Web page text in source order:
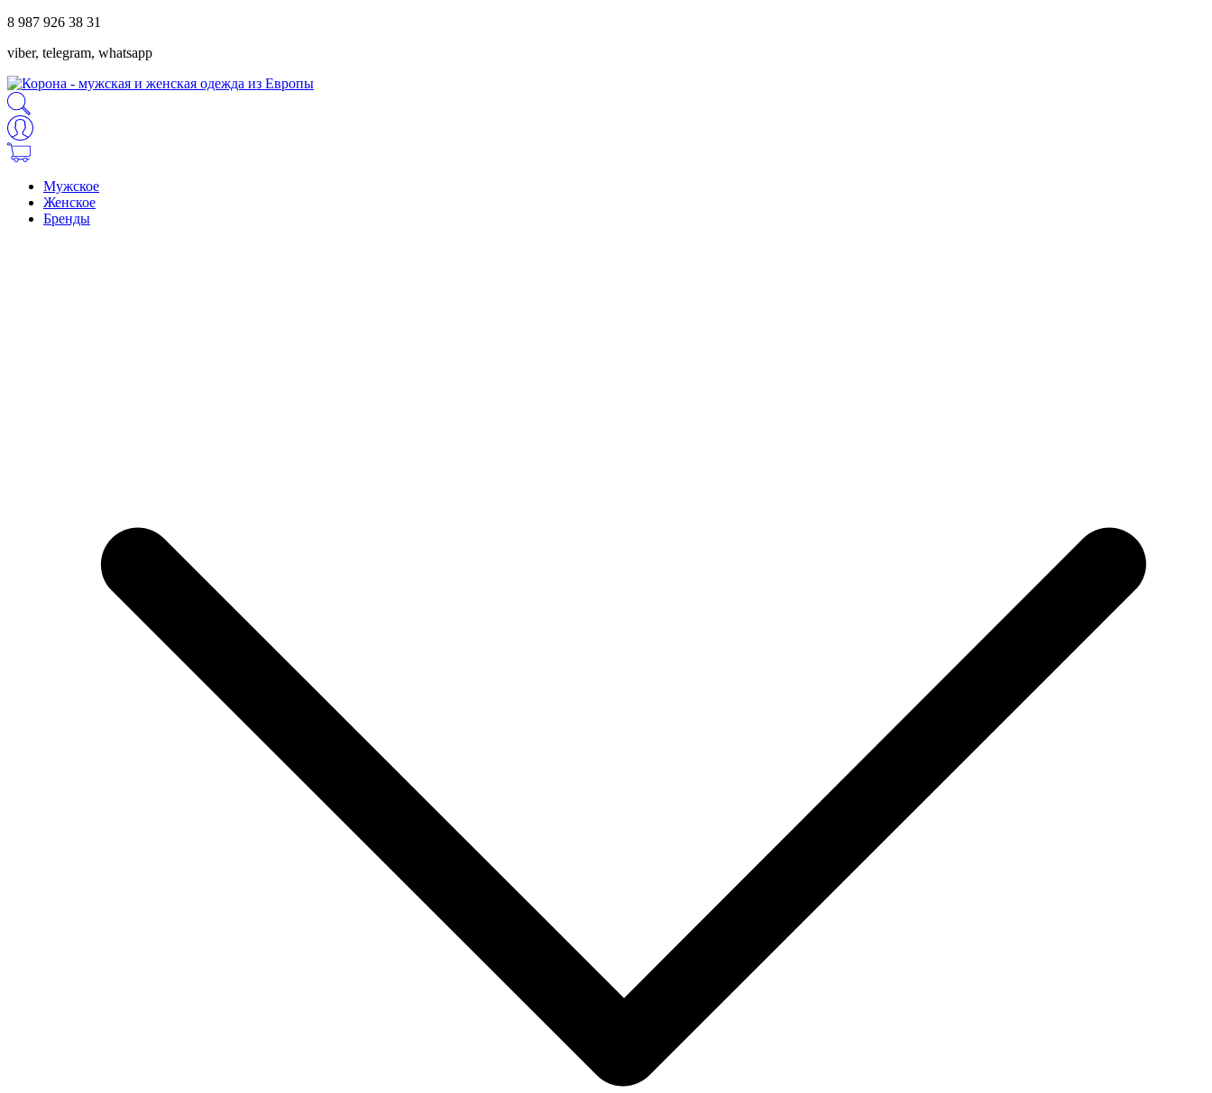
8 987 926 38 31
viber, telegram, whatsapp
Мужское
Женское
Бренды